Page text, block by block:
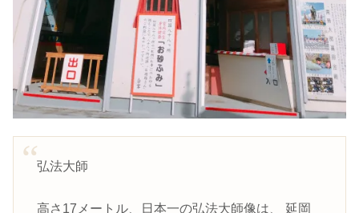
弘法大師
高さ17メートル、日本一の弘法大師像は、 延岡